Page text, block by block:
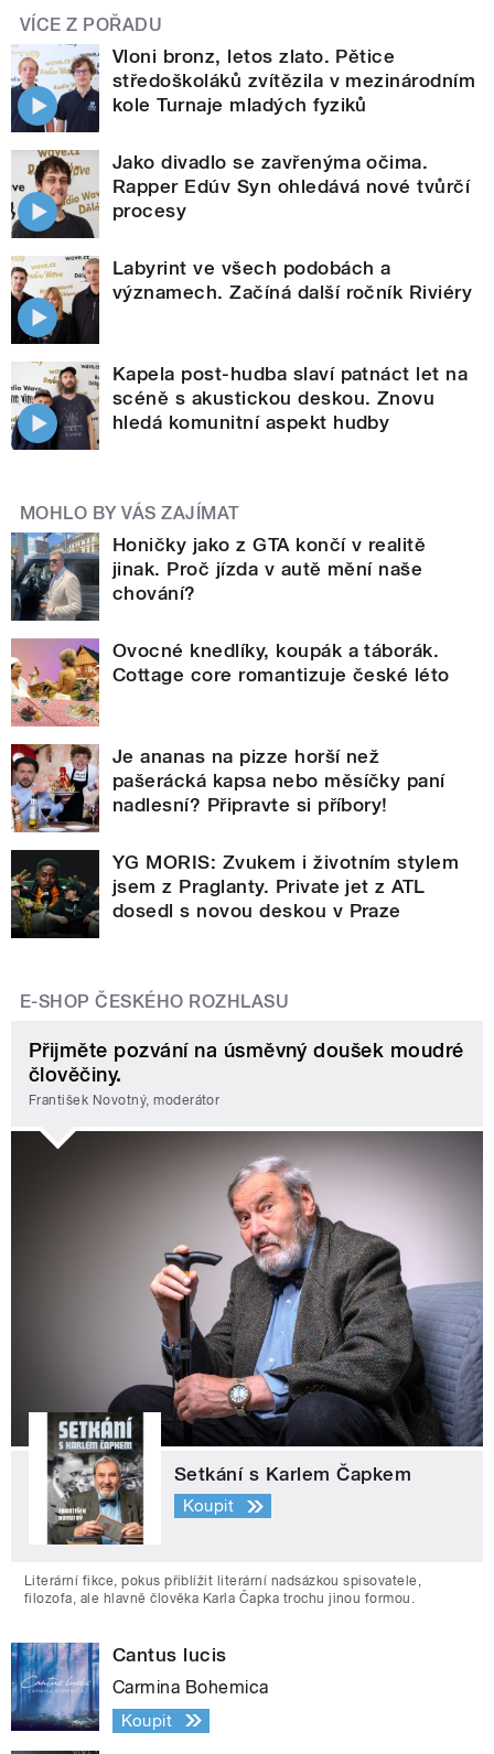
VÍCE Z POŘADU
Vloni bronz, letos zlato. Pětice
středoškoláků zvítězila v mezinárodním
kole Turnaje mladých fyziků
Jako divadlo se zavřenýma očima.
Rapper Edúv Syn ohledává nové tvůrčí
procesy
Labyrint ve všech podobách a
významech. Začíná další ročník Riviéry
Kapela post-hudba slaví patnáct let na
scéně s akustickou deskou. Znovu
hledá komunitní aspekt hudby
MOHLO BY VÁS ZAJÍMAT
Honičky jako z GTA končí v realitě
jinak. Proč jízda v autě mění naše
chování?
Ovocné knedlíky, koupák a táborák.
Cottage core romantizuje české léto
Je ananas na pizze horší než
pašerácká kapsa nebo měsíčky paní
nadlesní? Připravte si příbory!
YG MORIS: Zvukem i životním stylem
jsem z Praglanty. Private jet z ATL
dosedl s novou deskou v Praze
E-SHOP ČESKÉHO ROZHLASU
Přijměte pozvání na úsměvný doušek moudré
člověčiny.
František Novotný, moderátor
Setkání s Karlem Čapkem
Koupit
Literární fikce, pokus přiblížit literární nadsázkou spisovatele,
filozofa, ale hlavně člověka Karla Čapka trochu jinou formou.
Cantus lucis
Carmina Bohemica
Koupit